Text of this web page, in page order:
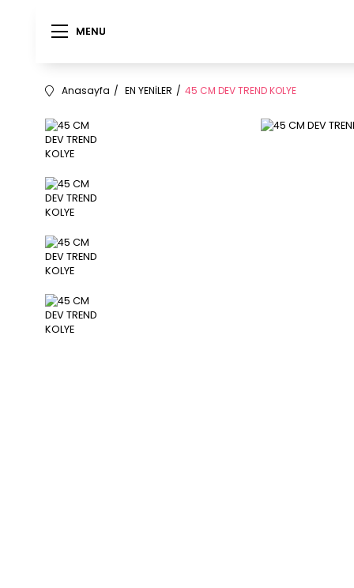
MENU
MENU
Anasayfa EN YENİLER 45 CM DEV TREND KOLYE